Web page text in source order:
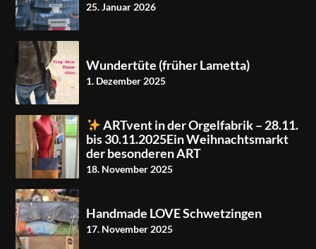
25. Januar 2026
Wundertüte (früher Lametta)
1. Dezember 2025
ARTvent in der Orgelfabrik – 28.11.
bis 30.11.2025Ein Weihnachtsmarkt
der besonderen ART
18. November 2025
Handmade LOVE Schwetzingen
17. November 2025